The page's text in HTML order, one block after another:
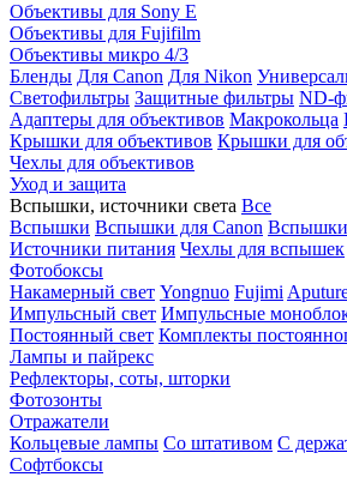
Объективы для Sony E
Объективы для Fujifilm
Объективы микро 4/3
Бленды Для Canon Для Nikon
Светофильтры Защитные фильтры ND-
Адаптеры для объективов Макрокольца
Крышки для объективов Крышки для
Чехлы для объективов
Уход и защита
Вспышки, источники света Все
Вспышки Вспышки для Canon Вспышки
Источники питания Чехлы для вспышек
Фотобоксы
Накамерный свет Yongnuo Fujimi
Импульсный свет Импульсные
Постоянный свет Комплекты
Лампы и пайрекс
Рефлекторы, соты, шторки
Фотозонты
Отражатели
Кольцевые лампы Со штативом С
Софтбоксы